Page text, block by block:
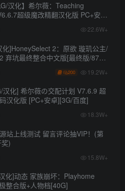
汉化】希尔薇：Teaching
超级魔改精翻汉化版 PC+安卓
22.6W+
化]HoneySelect 2：原欲 璇玑公主/
弃坑最终整合中文版[最终版/87G/
200 19.2W+
汉化] 希尔薇の交配计划 V7.6.9 超
汉化版 [PC+安卓][3G/百度]
18.3W+
站上线测试 留言评论抽VIP！(第
)
15.8W+
化]动态 家族崩坏：Playhome
整合版+人物档[40G]